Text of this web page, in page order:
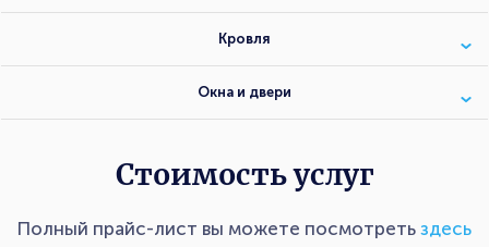
Кровля
Окна и двери
Стоимость услуг
Полный прайс-лист вы можете посмотреть здесь